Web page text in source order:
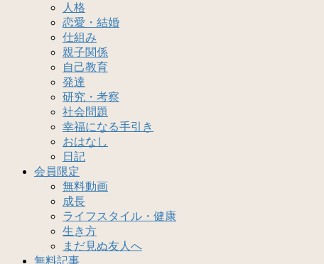
人格
恋愛・結婚
仕組み
親子関係
自己教育
発達
研究・考察
社会問題
幸福になる手引き
おはなし
日記
会員限定
無料動画
成長
ライフスタイル・健康
生き方
まだ見ぬ友人へ
無料記事